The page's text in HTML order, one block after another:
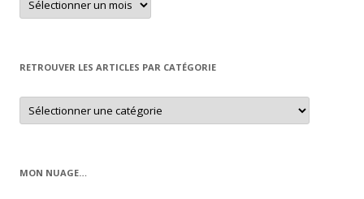
un
article
RETROUVER LES ARTICLES PAR CATÉGORIE
Retrouver
les
articles
MON NUAGE…